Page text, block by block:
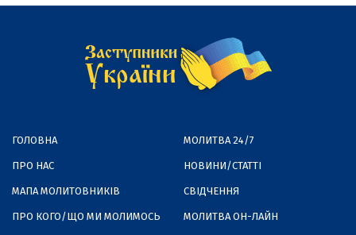
ГОЛОВНА
ПРО НАС
МАПА МОЛИТОВНИКІВ
ПРО КОГО/ЩО МИ МОЛИМОСЬ
МОЛИТВА 24/7
НОВИНИ/СТАТТІ
СВІДЧЕННЯ
МОЛИТВА ОН-ЛАЙН